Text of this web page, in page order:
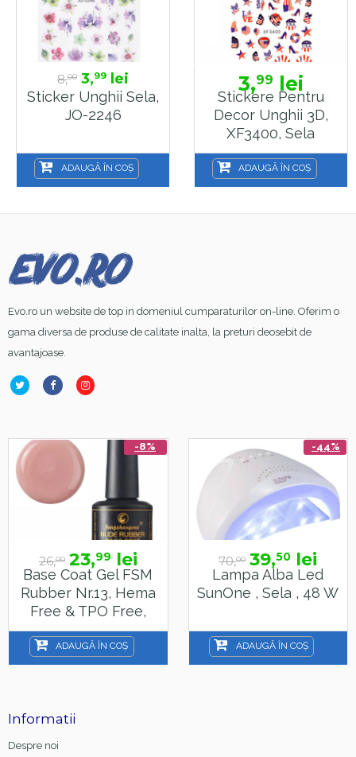
8,00 3,99 lei
Sticker Unghii Sela,
JO-2246
ADAUGĂ ÎN COȘ
3,99 lei
Stickere Pentru
Decor Unghii 3D,
XF3400, Sela
ADAUGĂ ÎN COȘ
Evo.ro un website de top in domeniul cumparaturilor on-line. Oferim o
gama diversa de produse de calitate inalta, la preturi deosebit de
avantajoase.
-8%
26,00 23,99 lei
Base Coat Gel FSM
Rubber Nr.13, Hema
Free & TPO Free,
15ml
ADAUGĂ ÎN COȘ
-44%
70,00 39,50 lei
Lampa Alba Led
SunOne , Sela , 48 W
ADAUGĂ ÎN COȘ
Informatii
Despre noi